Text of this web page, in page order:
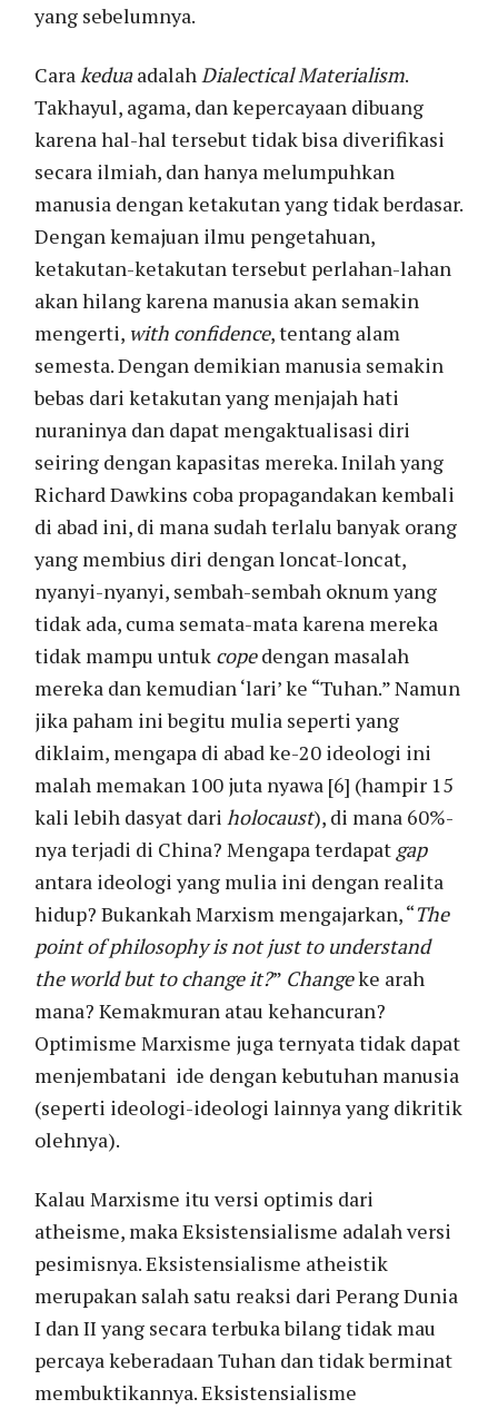
yang sebelumnya.
CarakeduaadalahDialectical Materialism.
Takhayul, agama, dan kepercayaan dibuang
karena hal-hal tersebut tidak bisa diverifikasi
secara ilmiah, dan hanya melumpuhkan
manusia dengan ketakutan yang tidak berdasar.
Dengan kemajuan ilmu pengetahuan,
ketakutan-ketakutan tersebut perlahan-lahan
akan hilang karena manusia akan semakin
mengerti, with confidence, tentang alam
semesta. Dengan demikian manusia semakin
bebas dari ketakutan yang menjajah hati
nuraninya dan dapat mengaktualisasi diri
seiring dengan kapasitas mereka. Inilah yang
Richard Dawkins coba propagandakan kembali
di abad ini, di mana sudah terlalu banyak orang
yang membius diri dengan loncat-loncat,
nyanyi-nyanyi, sembah-sembah oknum yang
tidak ada, cuma semata-mata karena mereka
tidak mampu untuk copedengan masalah
mereka dan kemudian ‘lari’ ke “Tuhan.” Namun
jika paham ini begitu mulia seperti yang
diklaim, mengapa di abad ke-20 ideologi ini
malah memakan 100 juta nyawa [6] (hampir 15
kali lebih dasyat dariholocaust), di mana 60%-
nya terjadi di China? Mengapa terdapat gap
antara ideologi yang mulia ini dengan realita
hidup? Bukankah Marxism mengajarkan, “The
point of philosophy is not just to understand
the world but to change it?” Changeke arah
mana? Kemakmuran atau kehancuran?
Optimisme Marxisme juga ternyata tidak dapat
menjembatani ide dengan kebutuhan manusia
(seperti ideologi-ideologi lainnya yang dikritik
olehnya).
Kalau Marxisme itu versi optimis dari
atheisme, maka Eksistensialisme adalah versi
pesimisnya. Eksistensialisme atheistik
merupakan salah satu reaksi dari Perang Dunia
I dan II yang secara terbuka bilang tidak mau
percaya keberadaan Tuhan dan tidak berminat
membuktikannya. Eksistensialisme